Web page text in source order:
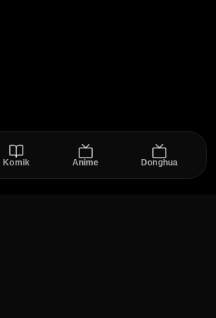
Komik Anime Donghua